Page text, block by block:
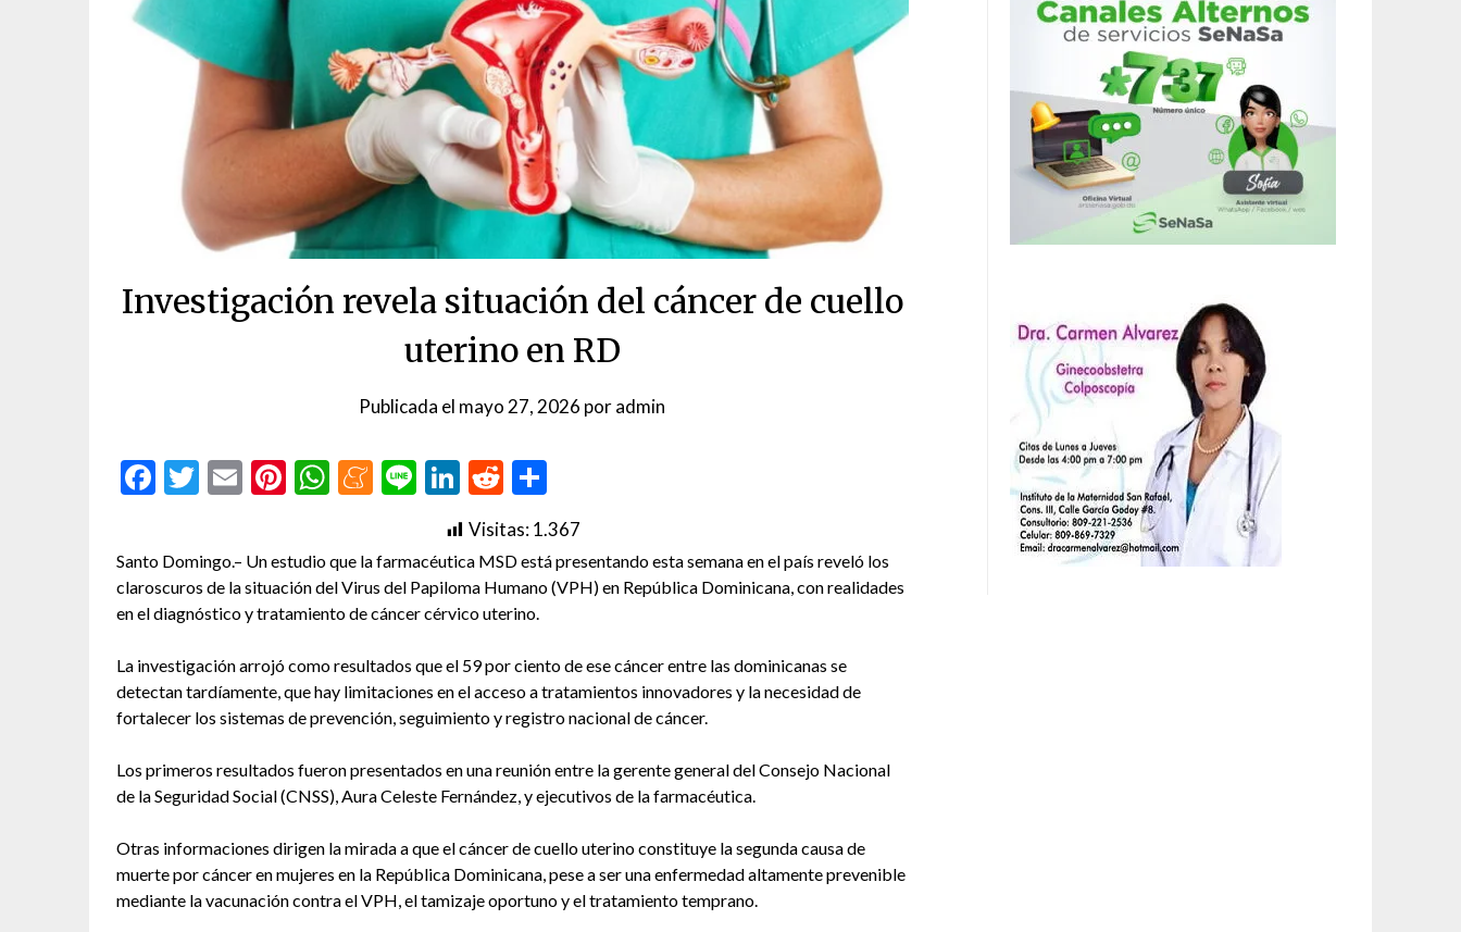
Investigación revela situación del cáncer de cuello
uterino en RD
Publicada el mayo 27, 2026 poradmin
Facebook
Twitter
EmailPinterest
WhatsApp
Meneame
LineLinkedIn
Reddit
Visitas:1.367
Santo Domingo.– Un estudio que la farmacéutica MSD está presentando esta semana en el país reveló los
claroscuros de la situación del Virus del Papiloma Humano (VPH) en República Dominicana, con realidades
en el diagnóstico y tratamiento de cáncer cérvico uterino.
La investigación arrojó como resultados que el 59 por ciento de ese cáncer entre las dominicanas se
detectan tardíamente, que hay limitaciones en el acceso a tratamientos innovadores y la necesidad de
fortalecer los sistemas de prevención, seguimiento y registro nacional de cáncer.
Los primeros resultados fueron presentados en una reunión entre la gerente general del Consejo Nacional
de la Seguridad Social (CNSS), Aura Celeste Fernández, y ejecutivos de la farmacéutica.
Otras informaciones dirigen la mirada a que el cáncer de cuello uterino constituye la segunda causa de
muerte por cáncer en mujeres en la República Dominicana, pese a ser una enfermedad altamente prevenible
mediante la vacunación contra el VPH, el tamizaje oportuno y el tratamiento temprano.